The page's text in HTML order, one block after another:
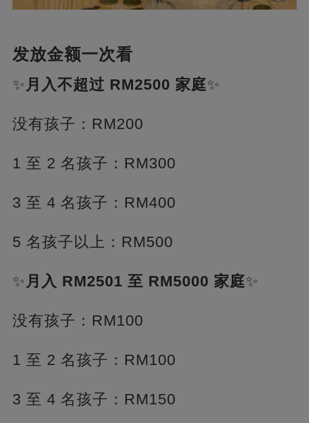
发放金额一次看
✨ 月入不超过 RM2500 家庭✨
没有孩子：RM200
1 至 2 名孩子：RM300
3 至 4 名孩子：RM400
5 名孩子以上：RM500
✨ 月入 RM2501 至 RM5000 家庭✨
没有孩子：RM100
1 至 2 名孩子：RM100
3 至 4 名孩子：RM150